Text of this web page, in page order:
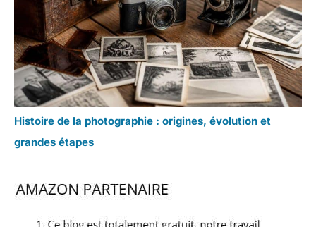
Histoire de la photographie : origines, évolution et
grandes étapes